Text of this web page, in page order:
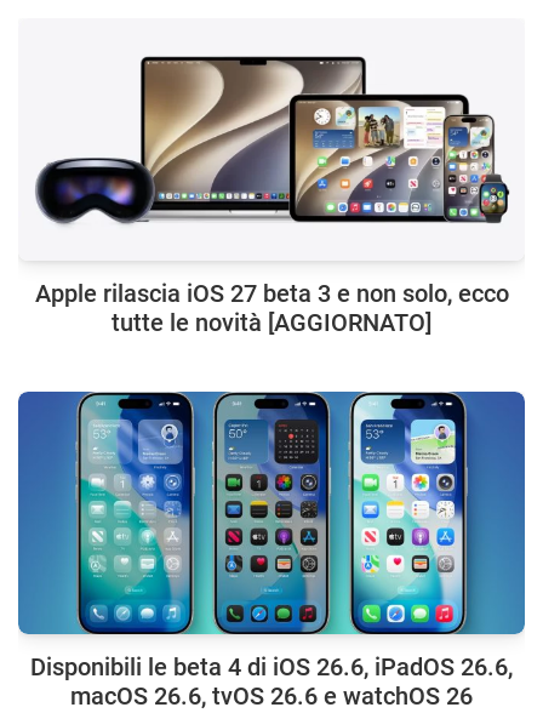
Apple rilascia iOS 27 beta 3 e non solo, ecco
tutte le novità [AGGIORNATO]
Disponibili le beta 4 di iOS 26.6, iPadOS 26.6,
macOS 26.6, tvOS 26.6 e watchOS 26